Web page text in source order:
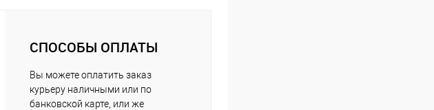
СПОСОБЫ ОПЛАТЫ
Вы можете оплатить заказ
курьеру наличными или по
банковской карте, или же